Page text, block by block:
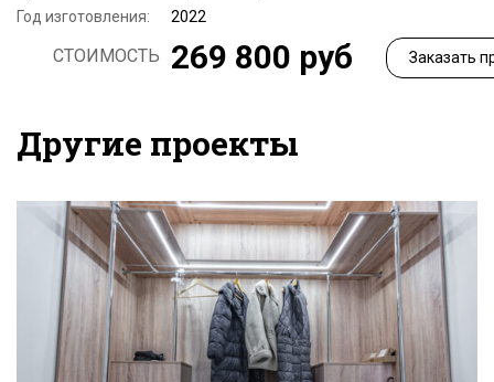
Год изготовления:
2022
СТОИМОСТЬ 269 800 руб Заказать
Другие проекты